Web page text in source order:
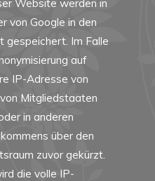
Website werden in
von Google in den
gespeichert. Im Falle
auf
IP-Adresse von
Mitgliedstaaten
in anderen
über den
zuvor gekürzt.
die volle IP-